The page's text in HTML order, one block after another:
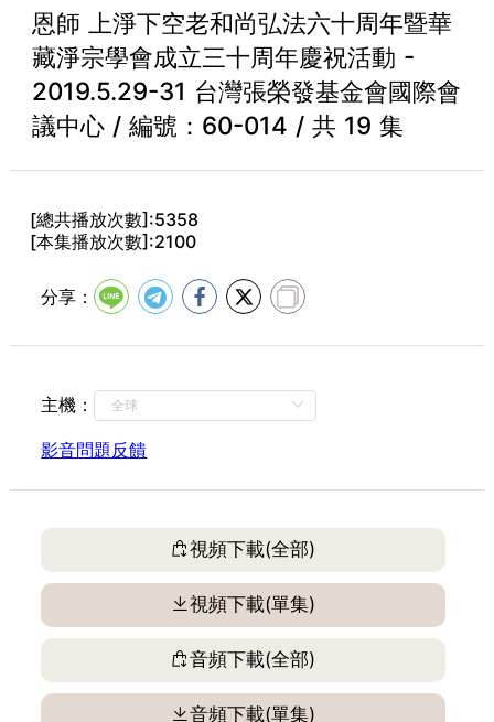
第12集
第13集
第14集
第15集
第16集
第17集
第18集
第19集
恩師 上淨下空老和尚弘法六十周年暨華
藏淨宗學會成立三十周年慶祝活動 -
2019.5.29-31 台灣張榮發基金會國際會
議中心 / 編號：60-014 / 共 19 集
[總共播放次數]:5358
[本集播放次數]:2100
分享：
主機：
影音問題反饋
視頻下載(全部)
視頻下載(單集)
音頻下載(全部)
音頻下載(單集)